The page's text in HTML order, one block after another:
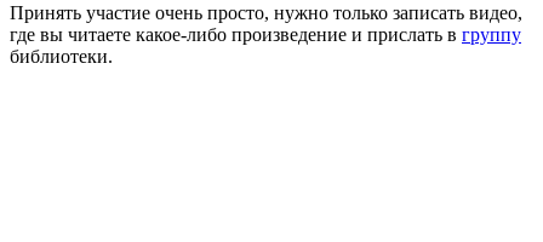
Принять участие очень просто, нужно только записать видео,
где вы читаете какое-либо произведение и прислать в группу
библиотеки.